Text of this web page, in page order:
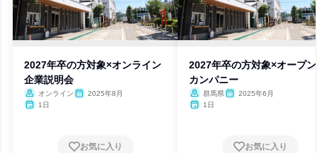
2027年卒の方対象×オンライン
企業説明会
オンライン
2025年8月
1日
お気に入り
2027年卒の方対象×オープ
カンパニー
群馬県
2025年6月
1日
お気に入り